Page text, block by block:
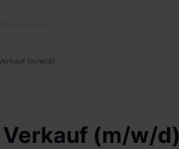
(m/w/d)
(m/w/d)